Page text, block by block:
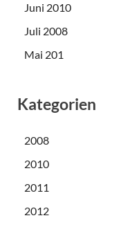
Juni 2010
Juli 2008
Mai 201
Kategorien
2008
2010
2011
2012